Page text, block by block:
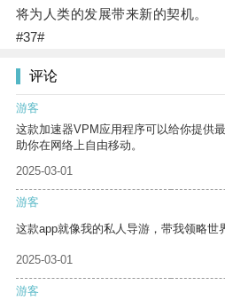
将为人类的发展带来新的契机。
#37#
评论
游客
这款加速器VPM应用程序可以给你提供
助你在网络上自由移动。
2025-03-01
游客
这款app就像我的私人导游，带我领略世
2025-03-01
游客